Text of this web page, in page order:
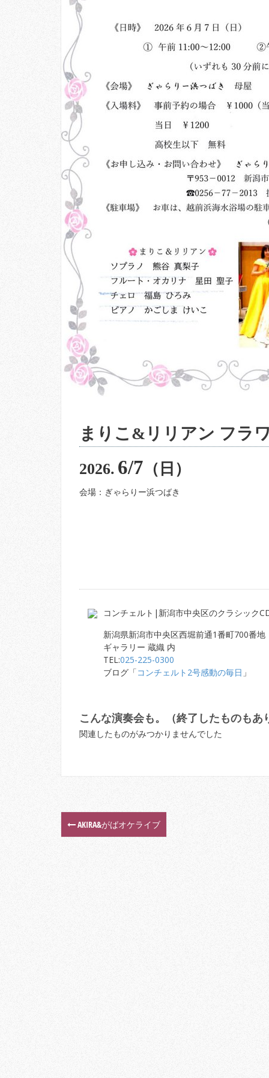
まりこ&リリアン フラ
2026. 6/7 （日）
会場：ぎゃらりー浜つばき
コンチェルト|新潟市中央区のクラシック
新潟県新潟市中央区西堀前通1番町700番地
ギャラリー 蔵織 内
TEL:025-225-0300
ブログ「コンチェルト2号感動の毎日 」
こんな演奏会も。（終了したものもあ
関連したものがみつかりませんでした
P AKIRA&がばオケライブ